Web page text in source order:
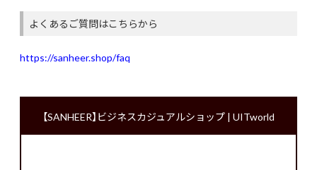
よくあるご質問はこちらから
https://sanheer.shop/faq
【SANHEER】ビジネスカジュアルショップ | UITworld